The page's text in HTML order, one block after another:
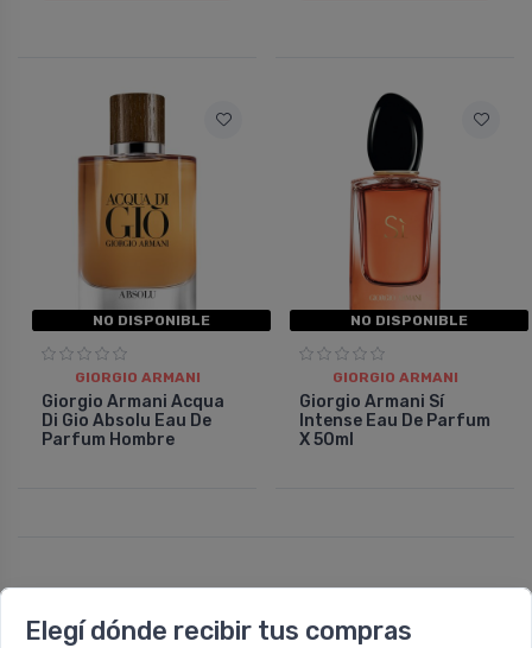
Elegí dónde recibir tus compras
NO DISPONIBLE
GIORGIO ARMANI
Giorgio Armani Acqua
Di Gio Absolu Eau De
Parfum Hombre
NO DISPONIBLE
GIORGIO ARMANI
Giorgio Armani Sí
Intense Eau De Parfum
X 50ml